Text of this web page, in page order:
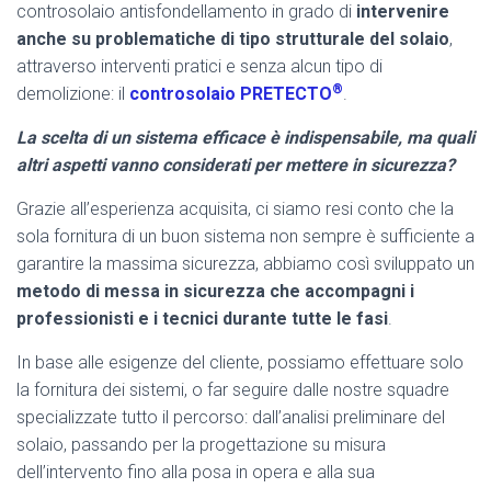
controsolaio antisfondellamento in grado di intervenire
anche su problematiche di tipo strutturale del solaio,
attraverso interventi pratici e senza alcun tipo di
demolizione: il controsolaio PRETECTO®.
La scelta di un sistema efficace è indispensabile, ma quali
altri aspetti vanno considerati per mettere in sicurezza?
Grazie all’esperienza acquisita, ci siamo resi conto che la
sola fornitura di un buon sistema non sempre è sufficiente a
garantire la massima sicurezza, abbiamo così sviluppato un
metodo di messa in sicurezza che accompagni i
professionisti e i tecnici durante tutte le fasi.
In base alle esigenze del cliente, possiamo effettuare solo
la fornitura dei sistemi, o far seguire dalle nostre squadre
specializzate tutto il percorso: dall’analisi preliminare del
solaio, passando per la progettazione su misura
dell’intervento fino alla posa in opera e alla sua